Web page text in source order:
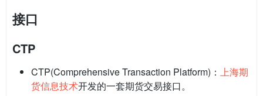
接口
CTP
CTP(Comprehensive Transaction Platform)： 上海期
货信息技术开发的一套期货交易接口。